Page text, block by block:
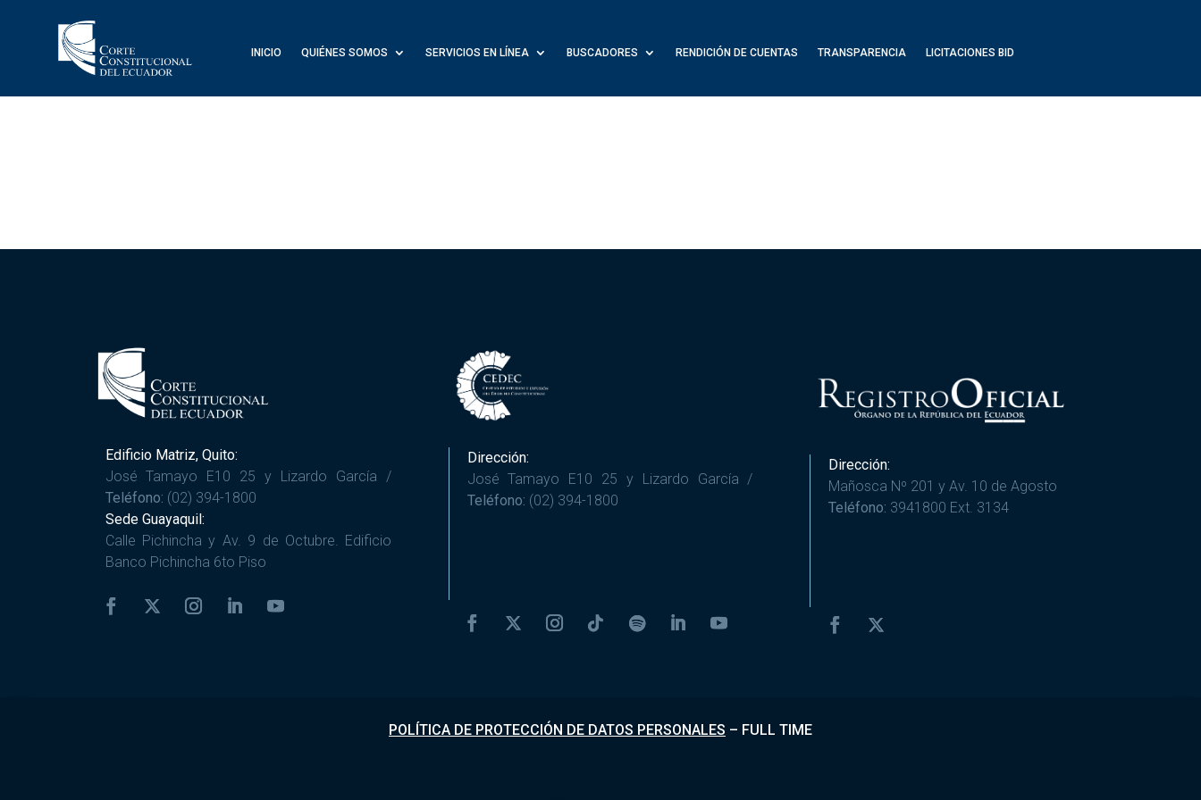
INICIO QUIÉNES SOMOS SERVICIOS EN LÍNEA BUSCADORES RENDICIÓN DE CUENTAS TRANSPARENCIA LICITACIONES BID
Edificio Matriz, Quito:
José Tamayo E10 25 y Lizardo García /
Teléfono: (02) 394-1800
Sede Guayaquil:
Calle Pichincha y Av. 9 de Octubre. Edificio
Banco Pichincha 6to Piso
Dirección:
José Tamayo E10 25 y Lizardo García /
Teléfono: (02) 394-1800
Dirección:
Mañosca Nº 201 y Av. 10 de Agosto
Teléfono: 3941800 Ext. 3134
POLÍTICA DE PROTECCIÓN DE DATOS PERSONALES – FULL TIME